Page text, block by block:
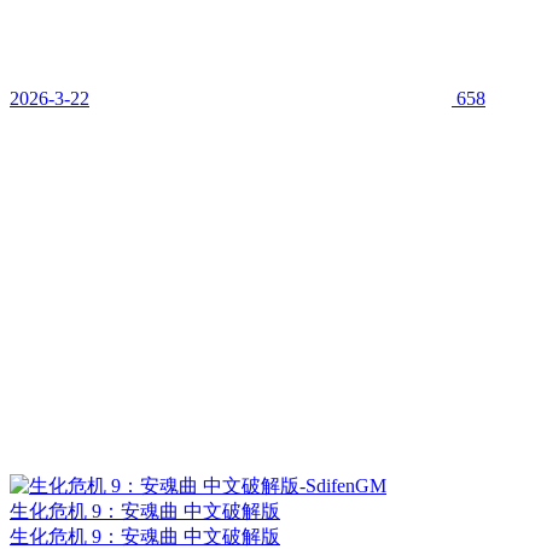
2026-3-22 658
生化危机 9：安魂曲 中文破解版
生化危机 9：安魂曲 中文破解版